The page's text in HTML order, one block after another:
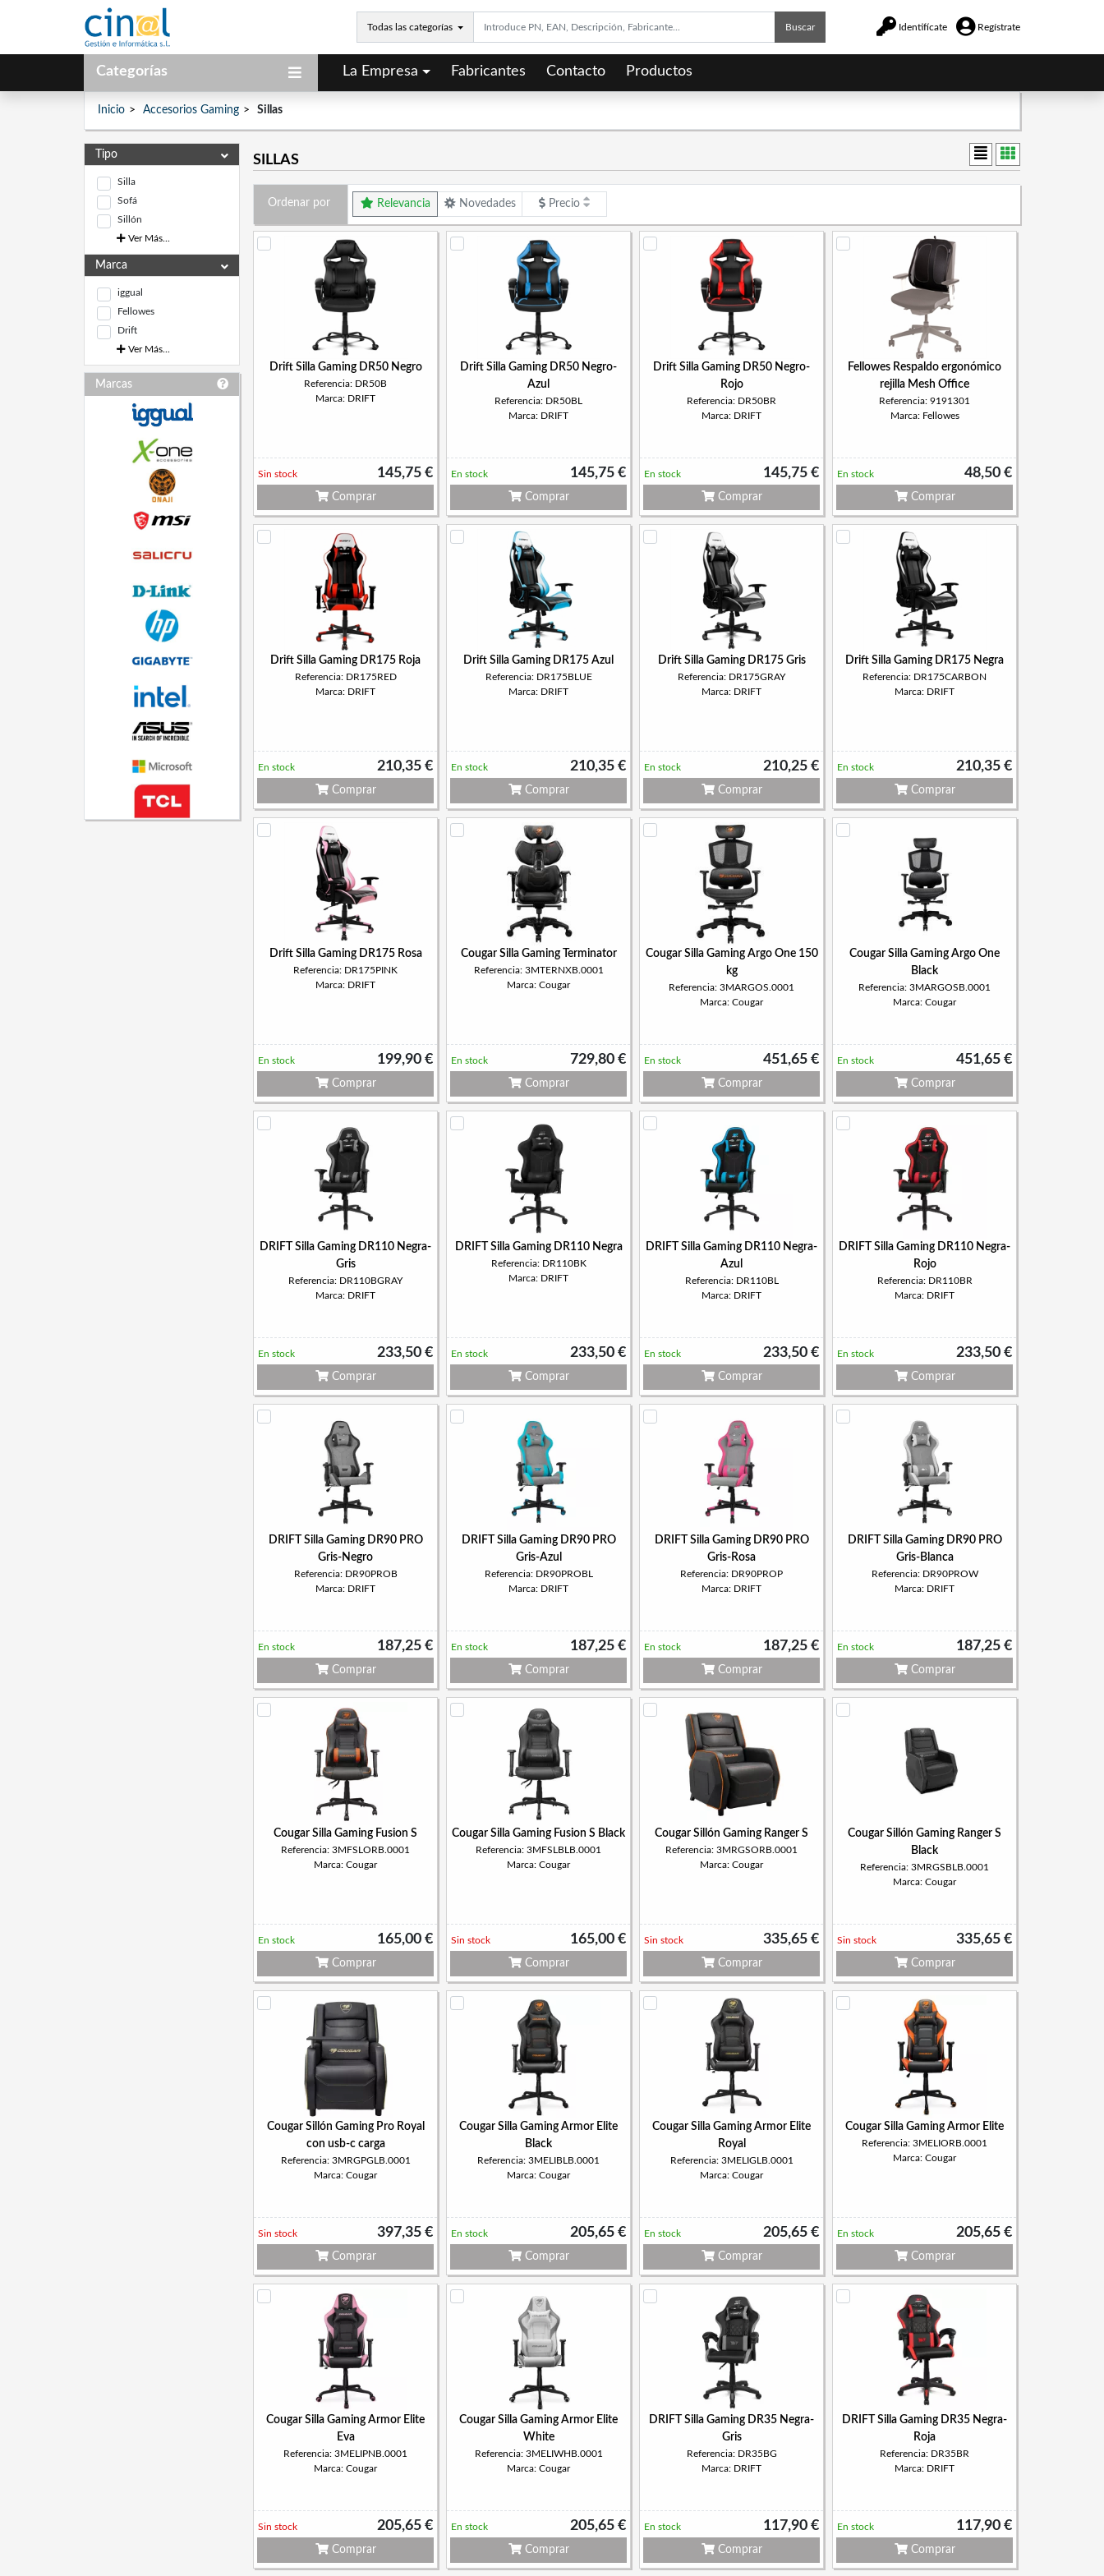
Todas las categorías Buscar Identifícate Regístrate
Categorías La Empresa Fabricantes Contacto Productos
Inicio Accesorios Gaming Sillas
Tipo
Silla
Sofá
Sillón
Ver Más...
Marca
iggual
Fellowes
Drift
Ver Más...
Marcas
SILLAS
Ordenar por Relevancia Novedades Precio
Drift Silla Gaming DR50 Negro
Referencia: DR50B
Marca: DRIFT
145,75 €
Sin stock
Comprar
Drift Silla Gaming DR50 Negro-
Azul
Referencia: DR50BL
Marca: DRIFT
145,75 €
En stock
Comprar
Drift Silla Gaming DR50 Negro-
Rojo
Referencia: DR50BR
Marca: DRIFT
145,75 €
En stock
Comprar
Fellowes Respaldo ergonómico
rejilla Mesh Office
Referencia: 9191301
Marca: Fellowes
48,50 €
En stock
Comprar
Drift Silla Gaming DR175 Roja
Referencia: DR175RED
Marca: DRIFT
210,35 €
En stock
Comprar
Drift Silla Gaming DR175 Azul
Referencia: DR175BLUE
Marca: DRIFT
210,35 €
En stock
Comprar
Drift Silla Gaming DR175 Gris
Referencia: DR175GRAY
Marca: DRIFT
210,25 €
En stock
Comprar
Drift Silla Gaming DR175 Negra
Referencia: DR175CARBON
Marca: DRIFT
210,35 €
En stock
Comprar
Drift Silla Gaming DR175 Rosa
Referencia: DR175PINK
Marca: DRIFT
199,90 €
En stock
Comprar
Cougar Silla Gaming Terminator
Referencia: 3MTERNXB.0001
Marca: Cougar
729,80 €
En stock
Comprar
Cougar Silla Gaming Argo One 150
kg
Referencia: 3MARGOS.0001
Marca: Cougar
451,65 €
En stock
Comprar
Cougar Silla Gaming Argo One
Black
Referencia: 3MARGOSB.0001
Marca: Cougar
451,65 €
En stock
Comprar
DRIFT Silla Gaming DR110 Negra-
Gris
Referencia: DR110BGRAY
Marca: DRIFT
233,50 €
En stock
Comprar
DRIFT Silla Gaming DR110 Negra
Referencia: DR110BK
Marca: DRIFT
233,50 €
En stock
Comprar
DRIFT Silla Gaming DR110 Negra-
Azul
Referencia: DR110BL
Marca: DRIFT
233,50 €
En stock
Comprar
DRIFT Silla Gaming DR110 Negra-
Rojo
Referencia: DR110BR
Marca: DRIFT
233,50 €
En stock
Comprar
DRIFT Silla Gaming DR90 PRO
Gris-Negro
Referencia: DR90PROB
Marca: DRIFT
187,25 €
En stock
Comprar
DRIFT Silla Gaming DR90 PRO
Gris-Azul
Referencia: DR90PROBL
Marca: DRIFT
187,25 €
En stock
Comprar
DRIFT Silla Gaming DR90 PRO
Gris-Rosa
Referencia: DR90PROP
Marca: DRIFT
187,25 €
En stock
Comprar
DRIFT Silla Gaming DR90 PRO
Gris-Blanca
Referencia: DR90PROW
Marca: DRIFT
187,25 €
En stock
Comprar
Cougar Silla Gaming Fusion S
Referencia: 3MFSLORB.0001
Marca: Cougar
165,00 €
En stock
Comprar
Cougar Silla Gaming Fusion S Black
Referencia: 3MFSLBLB.0001
Marca: Cougar
165,00 €
Sin stock
Comprar
Cougar Sillón Gaming Ranger S
Referencia: 3MRGSORB.0001
Marca: Cougar
335,65 €
Sin stock
Comprar
Cougar Sillón Gaming Ranger S
Black
Referencia: 3MRGSBLB.0001
Marca: Cougar
335,65 €
Sin stock
Comprar
Cougar Sillón Gaming Pro Royal
con usb-c carga
Referencia: 3MRGPGLB.0001
Marca: Cougar
397,35 €
Sin stock
Comprar
Cougar Silla Gaming Armor Elite
Black
Referencia: 3MELIBLB.0001
Marca: Cougar
205,65 €
En stock
Comprar
Cougar Silla Gaming Armor Elite
Royal
Referencia: 3MELIGLB.0001
Marca: Cougar
205,65 €
En stock
Comprar
Cougar Silla Gaming Armor Elite
Referencia: 3MELIORB.0001
Marca: Cougar
205,65 €
En stock
Comprar
Cougar Silla Gaming Armor Elite
Eva
Referencia: 3MELIPNB.0001
Marca: Cougar
205,65 €
Sin stock
Comprar
Cougar Silla Gaming Armor Elite
White
Referencia: 3MELIWHB.0001
Marca: Cougar
205,65 €
En stock
Comprar
DRIFT Silla Gaming DR35 Negra-
Gris
Referencia: DR35BG
Marca: DRIFT
117,90 €
En stock
Comprar
DRIFT Silla Gaming DR35 Negra-
Roja
Referencia: DR35BR
Marca: DRIFT
117,90 €
En stock
Comprar